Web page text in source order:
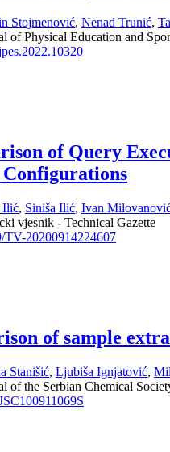
Stojmenović, Nenad Trunić,
of Physical Education and
of Query
Ilić, Siniša Ilić, Ivan
vjesnik - Technical Gazette
TV-20200914224607
of sample
Stanišić, Ljubiša Ignjatović,
of the Serbian Chemical